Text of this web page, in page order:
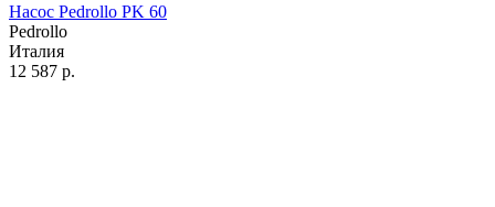
Насос Pedrollo PK 60
Pedrollo
Италия
12 587 р.